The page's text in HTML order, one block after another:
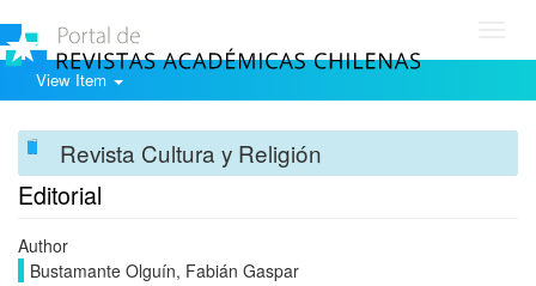
View Item
Revista Cultura y Religión
Editorial
Author
Bustamante Olguín, Fabián Gaspar